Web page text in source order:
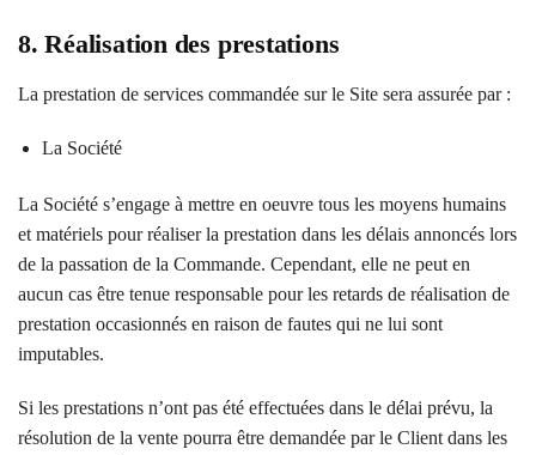
8. Réalisation des prestations
La prestation de services commandée sur le Site sera assurée par :
La Société
La Société s’engage à mettre en oeuvre tous les moyens humains
et matériels pour réaliser la prestation dans les délais annoncés lors
de la passation de la Commande. Cependant, elle ne peut en
aucun cas être tenue responsable pour les retards de réalisation de
prestation occasionnés en raison de fautes qui ne lui sont
imputables.
Si les prestations n’ont pas été effectuées dans le délai prévu, la
résolution de la vente pourra être demandée par le Client dans les